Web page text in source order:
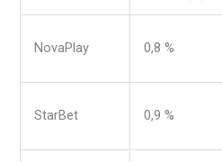
NovaPlay 0,8 %
StarBet 0,9 %